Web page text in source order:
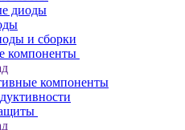
диоды
и сборки
компоненты
компоненты